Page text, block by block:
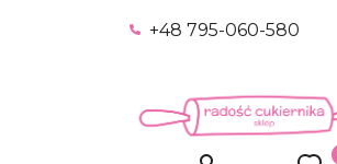
+48 795-060-580